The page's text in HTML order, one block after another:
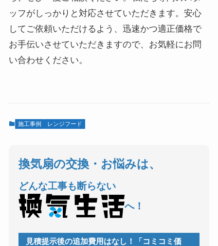
ッフがしっかりと対応させていただきます。安心
してご依頼いただけるよう、迅速かつ適正価格で
お手伝いさせていただきますので、お気軽にお問
い合わせください。
施工事例 レンジフード
換気扇の交換・お悩みは、
どんな工事も断らない
へ！
見積提示後の追加費用はなし！「コミコミ価